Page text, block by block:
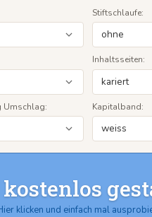
Stiftschlaufe:
Inhaltsseiten:
Umschlag: Kapitalband:
klicken und einfach mal